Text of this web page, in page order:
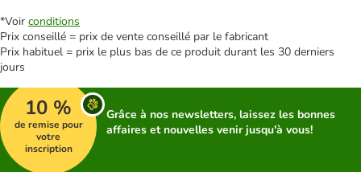
*Voir conditions
Prix conseillé = prix de vente conseillé par le fabricant
Prix habituel = prix le plus bas de ce produit durant les 30 derniers
jours
10 %
de remise pour
votre
inscription
Grâce à nos newsletters, laissez les bonnes
affaires et nouvelles venir jusqu'à vous!